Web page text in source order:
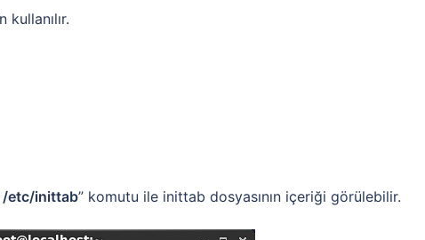
/etc/inittab” komutu ile inittab dosyasının içeriği görülebilir.